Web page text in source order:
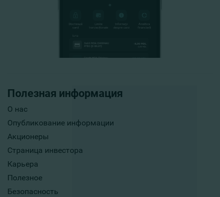
Полезная информация
О нас
Опубликование информации
Акционеры
Страница инвестора
Карьера
Полезное
Безопасность